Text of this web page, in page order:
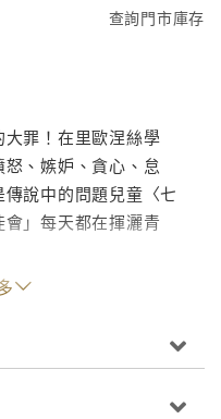
查詢門市庫存
大罪！在里歐涅絲學
、嫉妒、貪心、怠
說中的問題兒童〈七
」每天都在揮灑青